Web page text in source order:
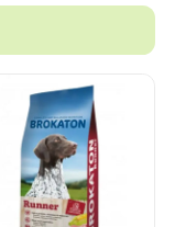
סינון